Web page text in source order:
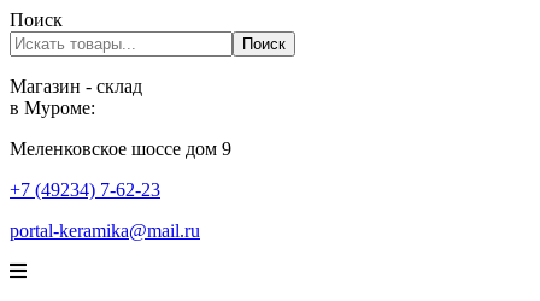
Поиск
Поиск
Магазин - склад
в Муроме:
Меленковское шоссе дом 9
+7 (49234) 7-62-23
portal-keramika@mail.ru